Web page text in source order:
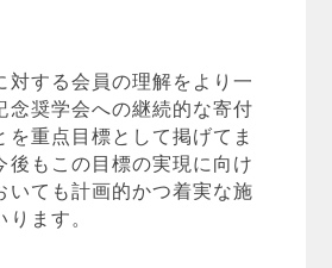
対する会員の理解をより一
念奨学会への継続的な寄付
を重点目標として掲げてま
後もこの目標の実現に向け
いても計画的かつ着実な施
ます。